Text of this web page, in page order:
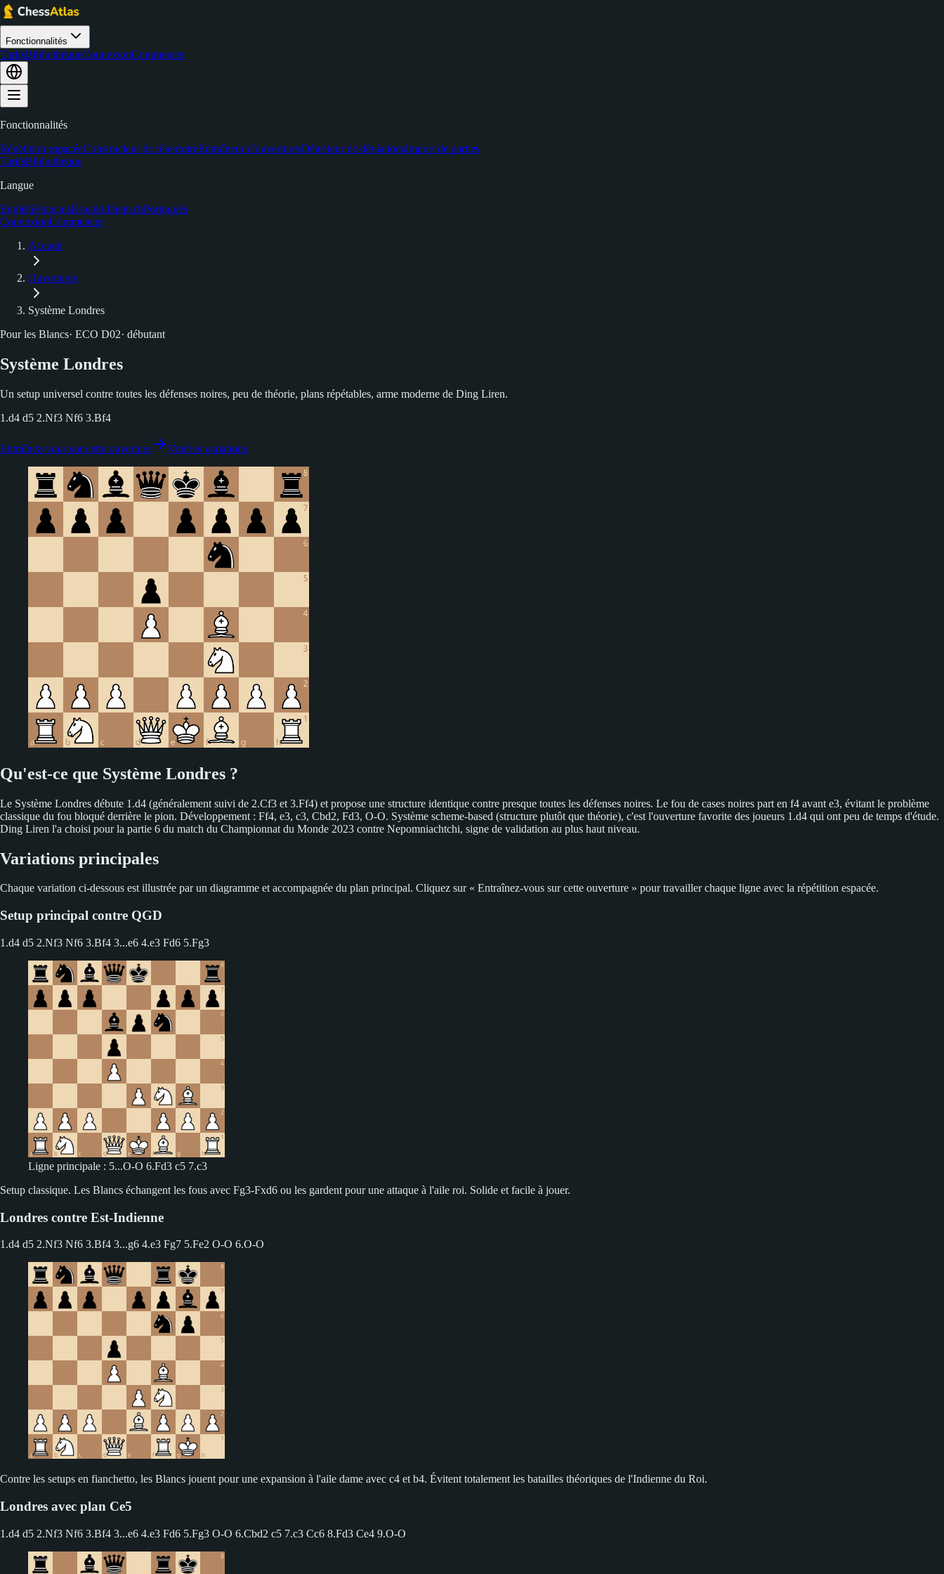
Fonctionnalités
TarifsBibliothèqueConnexionCommencer
Fonctionnalités
Répétition espacéeConstructeur de répertoireEntraîneur d'ouverturesDétecteur de déviationsImport de parties
TarifsBibliothèque
Langue
EnglishFrançaisEspañolDeutschPortuguês
ConnexionCommencer
Accueil
Ouvertures
Système Londres
Pour les Blancs· ECO D02· débutant
Système Londres
Un setup universel contre toutes les défenses noires, peu de théorie, plans répétables, arme moderne de Ding Liren.
1.d4 d5 2.Nf3 Nf6 3.Bf4
Entraînez-vous sur cette ouverture Voir les variations
Qu'est-ce que Système Londres ?
Le Système Londres débute 1.d4 (généralement suivi de 2.Cf3 et 3.Ff4) et propose une structure identique contre presque toutes les défenses noires. Le fou de cases noires part en f4 avant e3, évitant le problème
classique du fou bloqué derrière le pion. Développement : Ff4, e3, c3, Cbd2, Fd3, O-O. Système scheme-based (structure plutôt que théorie), c'est l'ouverture favorite des joueurs 1.d4 qui ont peu de temps d'étude.
Ding Liren l'a choisi pour la partie 6 du match du Championnat du Monde 2023 contre Nepomniachtchi, signe de validation au plus haut niveau.
Variations principales
Chaque variation ci-dessous est illustrée par un diagramme et accompagnée du plan principal. Cliquez sur « Entraînez-vous sur cette ouverture » pour travailler chaque ligne avec la répétition espacée.
Setup principal contre QGD
1.d4 d5 2.Nf3 Nf6 3.Bf4 3...e6 4.e3 Fd6 5.Fg3
Ligne principale : 5...O-O 6.Fd3 c5 7.c3
Setup classique. Les Blancs échangent les fous avec Fg3-Fxd6 ou les gardent pour une attaque à l'aile roi. Solide et facile à jouer.
Londres contre Est-Indienne
1.d4 d5 2.Nf3 Nf6 3.Bf4 3...g6 4.e3 Fg7 5.Fe2 O-O 6.O-O
Contre les setups en fianchetto, les Blancs jouent pour une expansion à l'aile dame avec c4 et b4. Évitent totalement les batailles théoriques de l'Indienne du Roi.
Londres avec plan Ce5
1.d4 d5 2.Nf3 Nf6 3.Bf4 3...e6 4.e3 Fd6 5.Fg3 O-O 6.Cbd2 c5 7.c3 Cc6 8.Fd3 Ce4 9.O-O